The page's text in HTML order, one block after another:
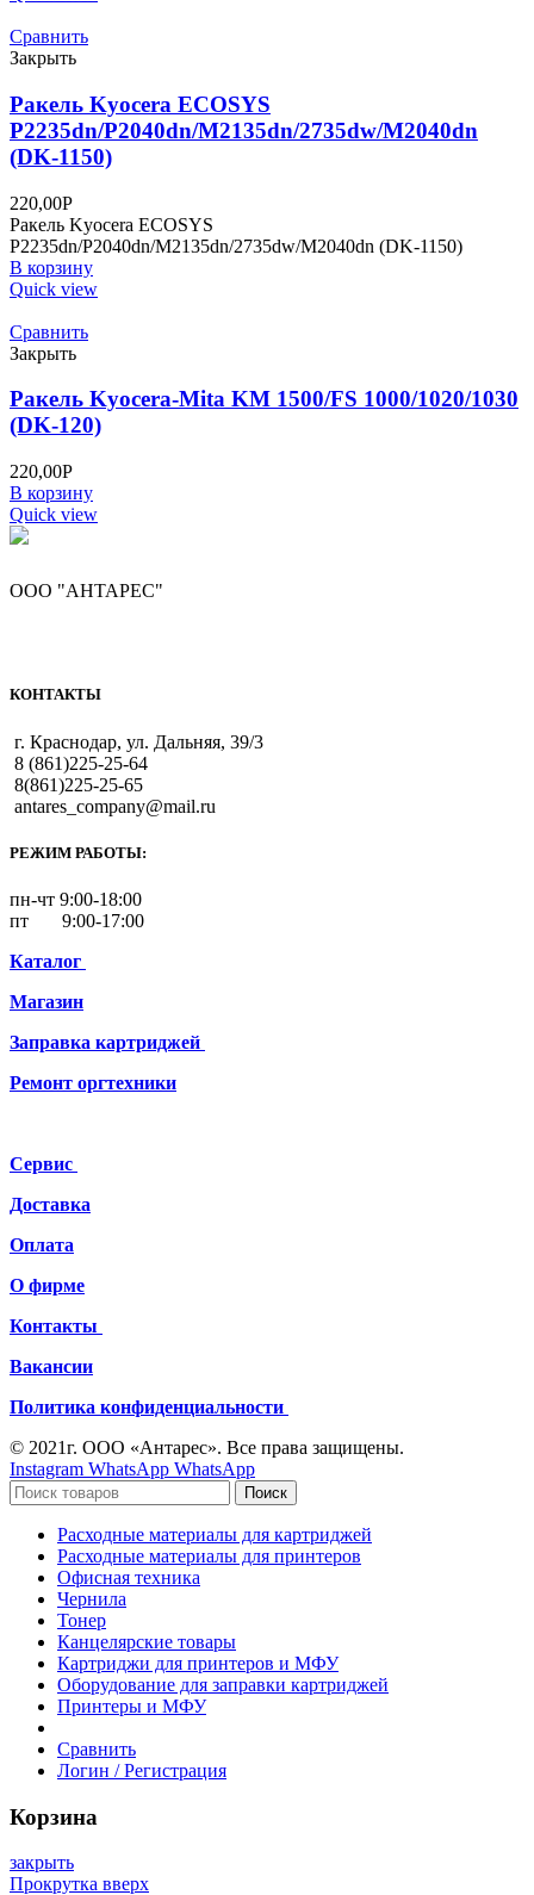
Сравнить
Закрыть
Ракель Kyocera ECOSYS
P2235dn/P2040dn/M2135dn/2735dw/M2040dn
(DK-1150)
220,00Р
Ракель Kyocera ECOSYS
P2235dn/P2040dn/M2135dn/2735dw/M2040dn (DK-1150)
В корзину
Quick view
Сравнить
Закрыть
Ракель Kyocera-Mita KM 1500/FS 1000/1020/1030
(DK-120)
220,00Р
В корзину
Quick view
ООО "АНТАРЕС"
КОНТАКТЫ
г. Краснодар, ул. Дальняя, 39/3
8 (861)225-25-64
8(861)225-25-65
antares_company@mail.ru
РЕЖИМ РАБОТЫ:
пн-чт 9:00-18:00
пт 9:00-17:00
Каталог
Магазин
Заправка картриджей
Ремонт оргтехники
Сервис
Доставка
Оплата
О фирме
Контакты
Вакансии
Политика конфиденциальности
© 2021г. ООО «Антарес». Все права защищены.
Instagram WhatsApp WhatsApp
Поиск
Расходные материалы для картриджей
Расходные материалы для принтеров
Офисная техника
Чернила
Тонер
Канцелярские товары
Картриджи для принтеров и МФУ
Оборудование для заправки картриджей
Принтеры и МФУ
Сравнить
Логин / Регистрация
Корзина
закрыть
Прокрутка вверх